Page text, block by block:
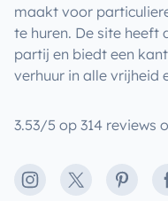
maakt voor
te huren. De site heeft
partij en biedt een
verhuur in alle vrijheid
3.53/5 op 314 reviews
Instagram
X